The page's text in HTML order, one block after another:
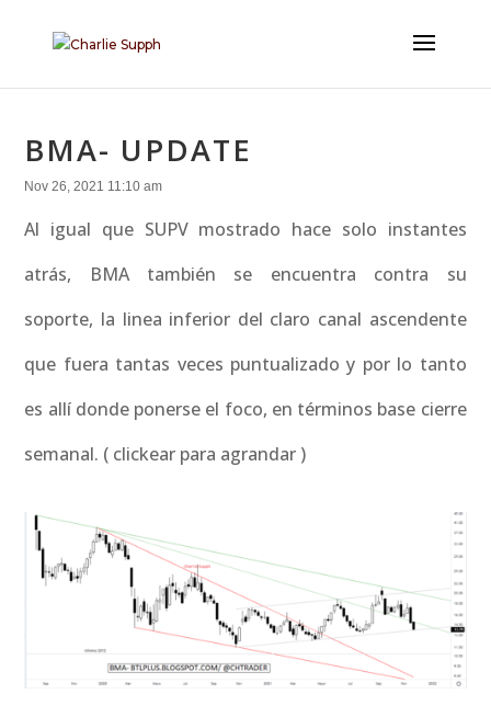
BMA- UPDATE
Nov 26, 2021 11:10 am
Al igual que SUPV mostrado hace solo instantes
atrás, BMA también se encuentra contra su
soporte, la linea inferior del claro canal ascendente
que fuera tantas veces puntualizado y por lo tanto
es allí donde ponerse el foco, en términos base cierre
semanal. ( clickear para agrandar )